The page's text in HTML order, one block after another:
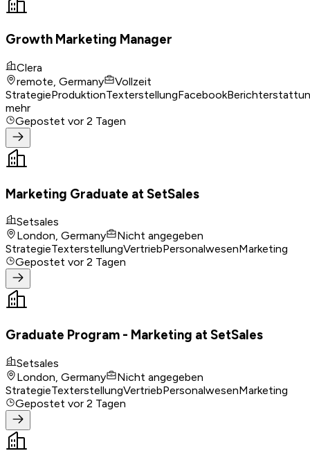
Growth Marketing Manager
Clera
remote, Germany
Vollzeit
StrategieProduktionTexterstellungFacebook
mehr
Gepostet vor 2 Tagen
Marketing Graduate at SetSales
Setsales
London, Germany
Nicht angegeben
StrategieTexterstellungVertriebPersonalwesenMarketing
Gepostet vor 2 Tagen
Graduate Program - Marketing at SetSales
Setsales
London, Germany
Nicht angegeben
StrategieTexterstellungVertriebPersonalwesenMarketing
Gepostet vor 2 Tagen